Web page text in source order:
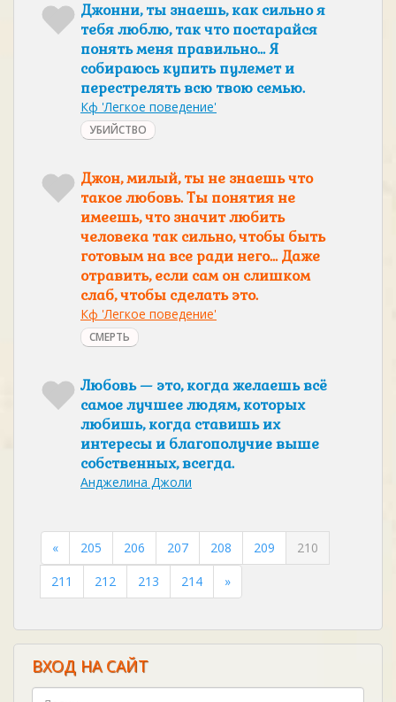
Джонни, ты знаешь, как сильно я
тебя люблю, так что постарайся
понять меня правильно… Я
собираюсь купить пулемет и
перестрелять всю твою семью.
Кф 'Легкое поведение'
УБИЙСТВО
Джон, милый, ты не знаешь что
такое любовь. Ты понятия не
имеешь, что значит любить
человека так сильно, чтобы быть
готовым на все ради него… Даже
отравить, если сам он слишком
слаб, чтобы сделать это.
Кф 'Легкое поведение'
СМЕРТЬ
Любовь — это, когда желаешь всё
самое лучшее людям, которых
любишь, когда ставишь их
интересы и благополучие выше
собственных, всегда.
Анджелина Джоли
« 205 206 207 208 209
210
211
212 213 214 »
ВХОД НА САЙТ